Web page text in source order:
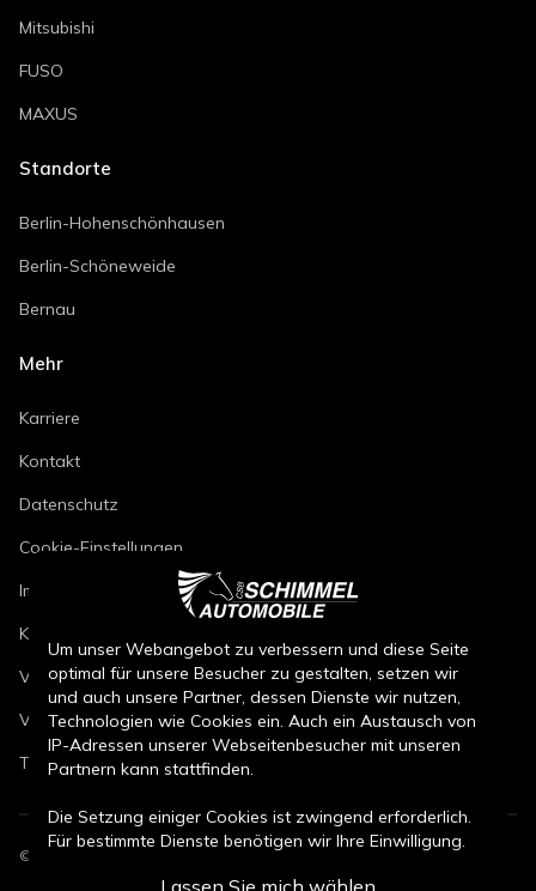
Mitsubishi
FUSO
MAXUS
Standorte
Berlin-Hohenschönhausen
Berlin-Schöneweide
Bernau
Mehr
Karriere
Kontakt
Datenschutz
Cookie-Einstellungen
Impressum
Kfz-Reparaturbedingungen
Verkaufsbedingungen Neuwagen
Verkaufsbedingungen Gebrauchtwagen
Teileverkaufsbedingungen
© CSB Schimmel Automobile GmbH. Alle Rechte vorbehalten.
Um unser Webangebot zu verbessern und diese Seite
optimal für unsere Besucher zu gestalten, setzen wir
und auch unsere Partner, dessen Dienste wir nutzen,
Technologien wie Cookies ein. Auch ein Austausch von
IP-Adressen unserer Webseitenbesucher mit unseren
Partnern kann stattfinden.
Die Setzung einiger Cookies ist zwingend erforderlich.
Für bestimmte Dienste benötigen wir Ihre Einwilligung.
Lassen Sie mich wählen